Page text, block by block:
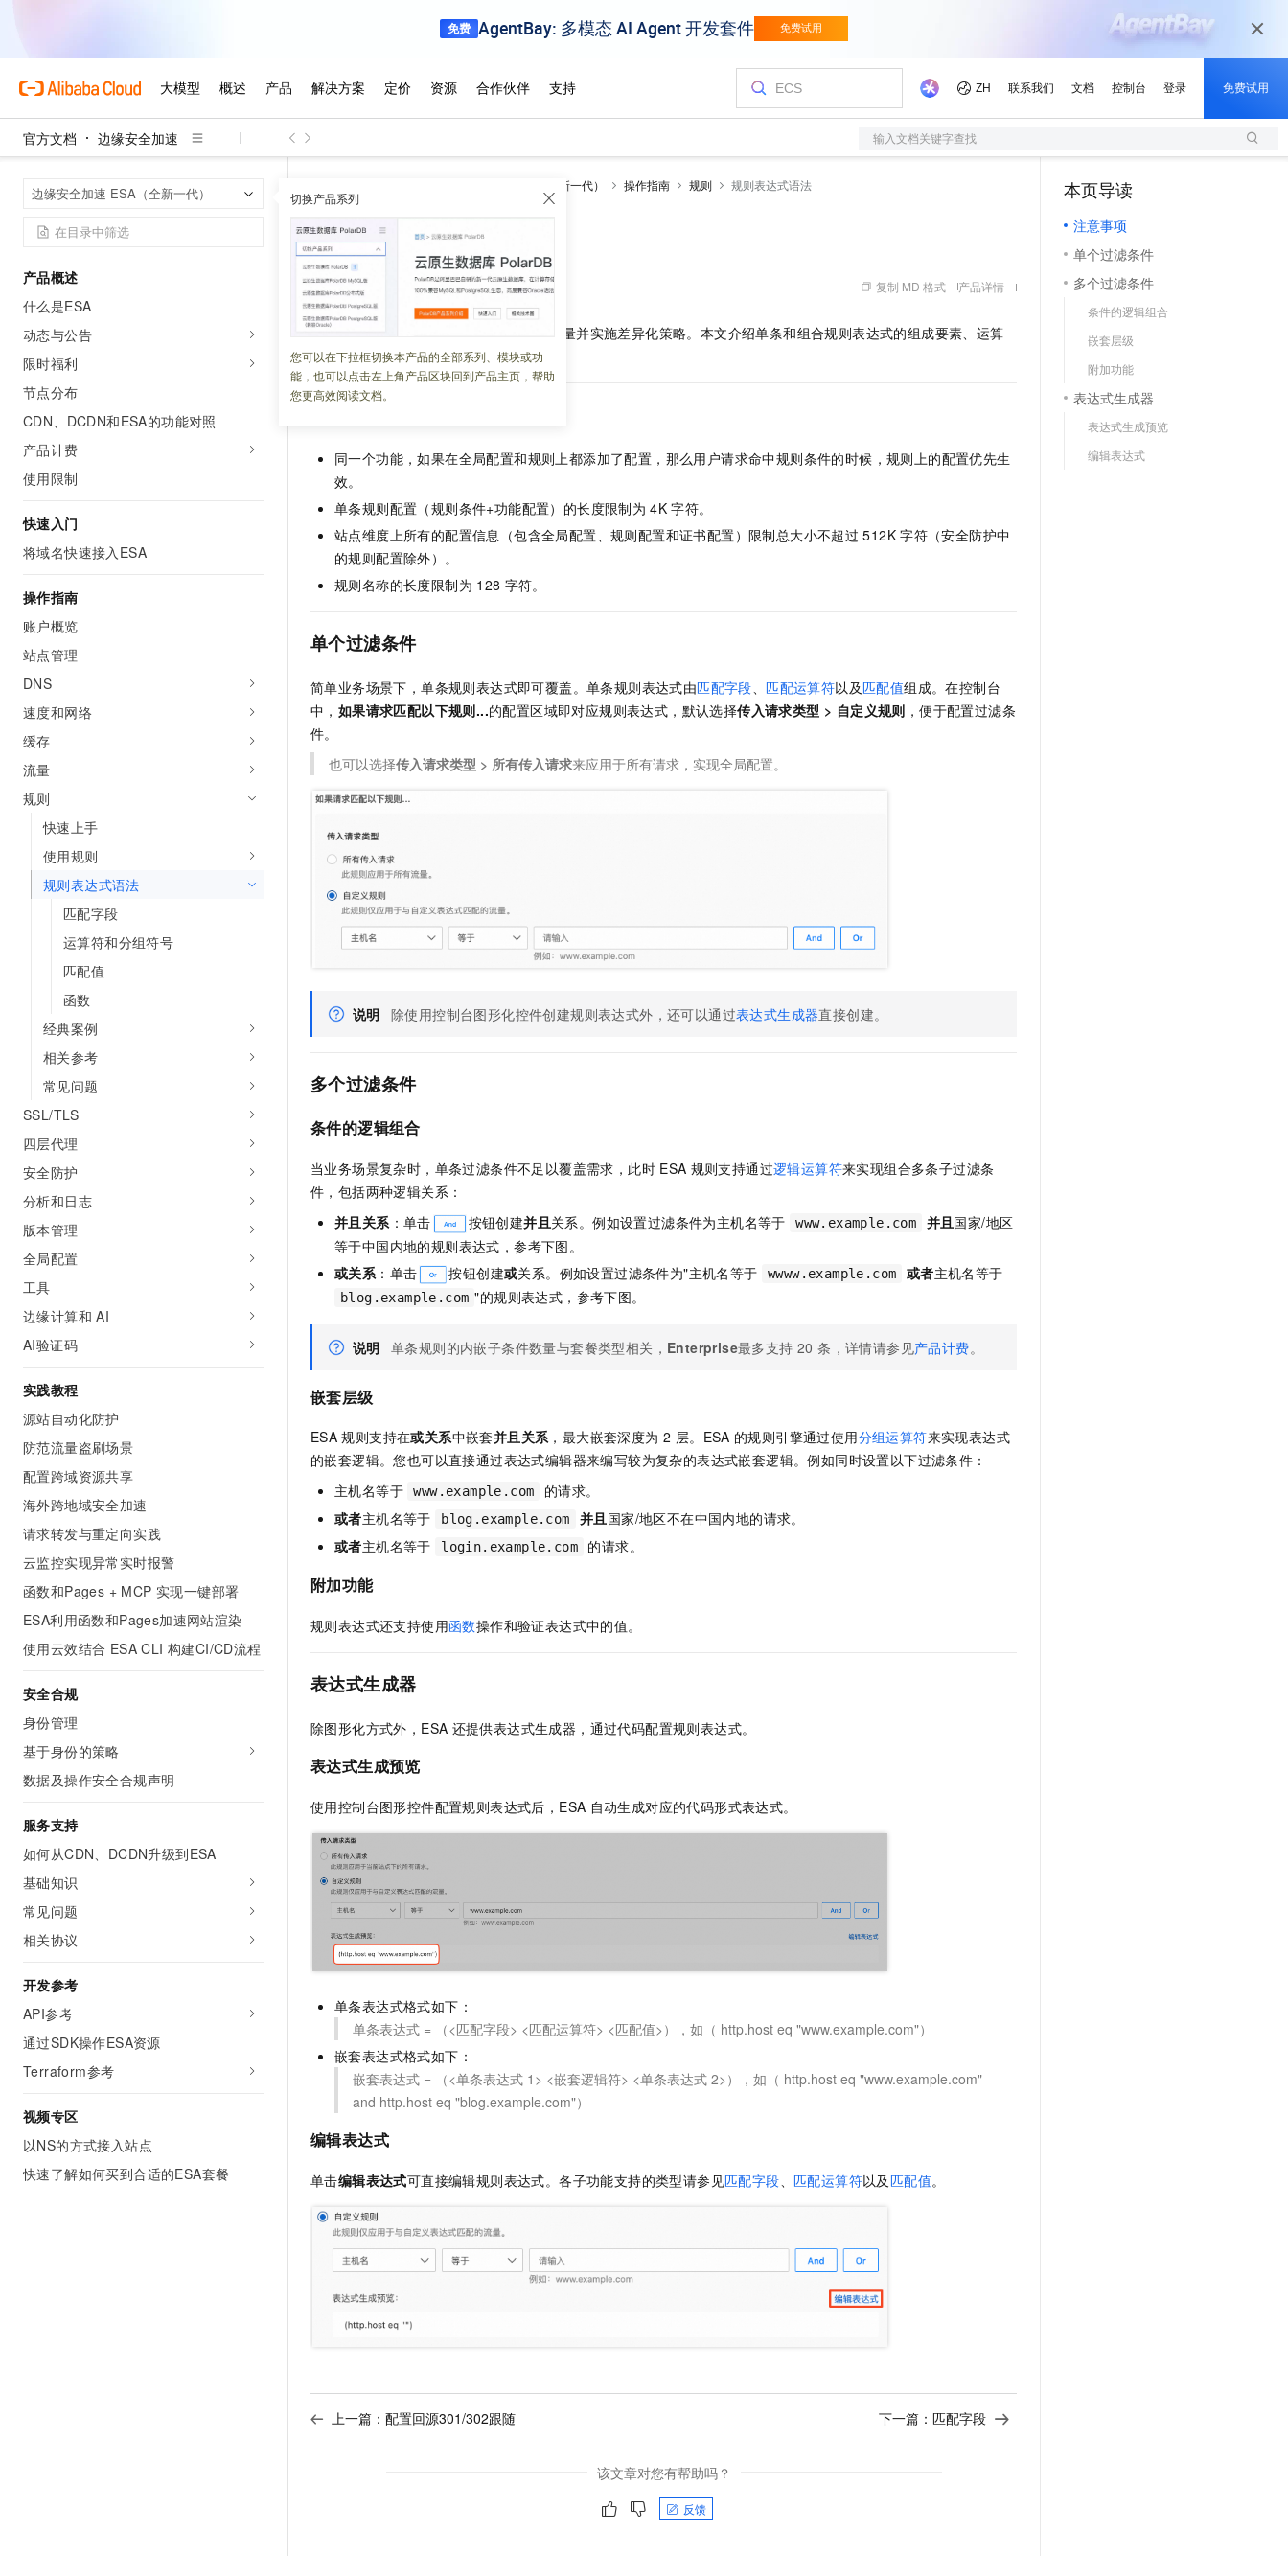
官方文档 边缘安全加速 输入文档关键字查找
边缘安全加速 ESA（全新一代） 切换产品系列
您可以在下拉框切换本产品的全部系列、模块或功
能，也可以点击左上角产品区块回到产品主页，帮助
您更高效阅读文档。
产品概述
什么是ESA
动态与公告
限时福利
节点分布
CDN、DCDN和ESA的功能对照
产品计费
使用限制
快速入门
将域名快速接入ESA
操作指南
账户概览
站点管理
DNS
速度和网络
缓存
流量
规则
快速上手
使用规则
规则表达式语法
匹配字段
运算符和分组符号
匹配值
函数
经典案例
相关参考
常见问题
SSL/TLS
四层代理
安全防护
分析和日志
版本管理
全局配置
工具
边缘计算和 AI
AI验证码
实践教程
源站自动化防护
防范流量盗刷场景
配置跨域资源共享
海外跨地域安全加速
请求转发与重定向实践
云监控实现异常实时报警
函数和Pages + MCP 实现一键部署
ESA利用函数和Pages加速网站渲染
使用云效结合 ESA CLI 构建CI/CD流程
安全合规
身份管理
基于身份的策略
数据及操作安全合规声明
服务支持
如何从CDN、DCDN升级到ESA
基础知识
常见问题
相关协议
开发参考
API参考
通过SDK操作ESA资源
Terraform参考
视频专区
以NS的方式接入站点
快速了解如何买到合适的ESA套餐
边缘安全加速 ESA（全新一代） 操作指南 规则 规则表达式语法
规则表达式语法
更新时间： 2026-06-29 02:38:46 复制 MD 格式 产品详情
ESA
规则表达式用于根据请求特征匹配流量并实施差异化策略。本文介绍单条和组合规则表达式的组成要素、运算
符分类以及分组符号的使用方法。
同一个功能，如果在全局配置和规则上都添加了配置，那么用户请求命中规则条件的时候，规则上的配置优先生
效。
单条规则配置（规则条件+功能配置）的长度限制为 4K 字符。
站点维度上所有的配置信息（包含全局配置、规则配置和证书配置）限制总大小不超过 512K 字符（安全防护中
的规则配置除外）。
规则名称的长度限制为 128 字符。
单个过滤条件
简单业务场景下，单条规则表达式即可覆盖。单条规则表达式由匹配字段、匹配运算符以及匹配值组成。在控制台
中， 如果请求匹配以下规则...的配置区域即对应规则表达式，默认选择传入请求类型 > 自定义规则 ，便于配置过滤条
件。
也可以选择传入请求类型 > 所有传入请求来应用于所有请求，实现全局配置。
说明 除使用控制台图形化控件创建规则表达式外，还可以通过表达式生成器直接创建。
多个过滤条件
条件的逻辑组合
当业务场景复杂时，单条过滤条件不足以覆盖需求，此时 ESA 规则支持通过逻辑运算符来实现组合多条子过滤条
件，包括两种逻辑关系：
并且关系 ：单击 按钮创建并且关系。例如设置过滤条件为主机名等于 www.example.com 并且国家/地区
等于中国内地的规则表达式，参考下图。
或关系 ：单击 按钮创建或关系。例如设置过滤条件为"主机名等于 wwww.example.com 或者主机名等于
blog.example.com "的规则表达式，参考下图。
说明 单条规则的内嵌子条件数量与套餐类型相关， Enterprise最多支持 20 条，详情请参见产品计费。
嵌套层级
ESA 规则支持在或关系中嵌套并且关系，最大嵌套深度为 2 层。 ESA 的规则引擎通过使用分组运算符来实现表达式
的嵌套逻辑。您也可以直接通过表达式编辑器来编写较为复杂的表达式嵌套逻辑。例如同时设置以下过滤条件：
主机名等于
www.example.com
的请求。
或者主机名等于 blog.example.com 并且国家/地区不在中国内地的请求。
或者主机名等于 login.example.com 的请求。
附加功能
规则表达式还支持使用函数操作和验证表达式中的值。
表达式生成器
除图形化方式外， ESA 还提供表达式生成器，通过代码配置规则表达式。
表达式生成预览
使用控制台图形控件配置规则表达式后， ESA 自动生成对应的代码形式表达式。
单条表达式格式如下：
单条表达式 = （<匹配字段> <匹配运算符> <匹配值>），如（ http.host eq "www.example.com"）
嵌套表达式格式如下：
嵌套表达式 = （<单条表达式 1> <嵌套逻辑符> <单条表达式 2>），如（ http.host eq "www.example.com"
and http.host eq "blog.example.com"）
编辑表达式
单击编辑表达式可直接编辑规则表达式。各子功能支持的类型请参见匹配字段、匹配运算符以及匹配值。
上一篇： 配置回源301/302跟随 下一篇： 匹配字段
该文章对您有帮助吗？
反馈
本页导读
注意事项
单个过滤条件
多个过滤条件
条件的逻辑组合
嵌套层级
附加功能
表达式生成器
表达式生成预览
编辑表达式